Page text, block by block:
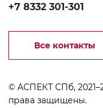
+7 8332 301-301
Все контакты
© АСПЕКТ СПб,
права защищены.